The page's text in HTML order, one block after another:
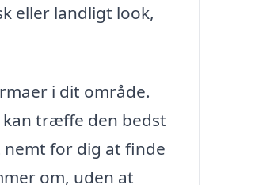
eller landligt look,
i dit område.
kan træffe den bedst
for dig at finde
om, uden at